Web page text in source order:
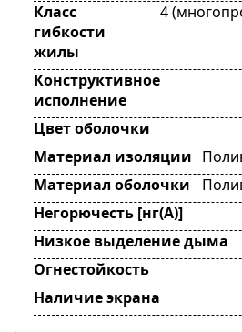
Класс
гибкости
жилы
4
Конструктивное
исполнение
Цвет оболочки
Материал изоляции
Материал оболочки
Негорючесть [нг(А)]
Низкое выделение дыма
Огнестойкость
Наличие экрана